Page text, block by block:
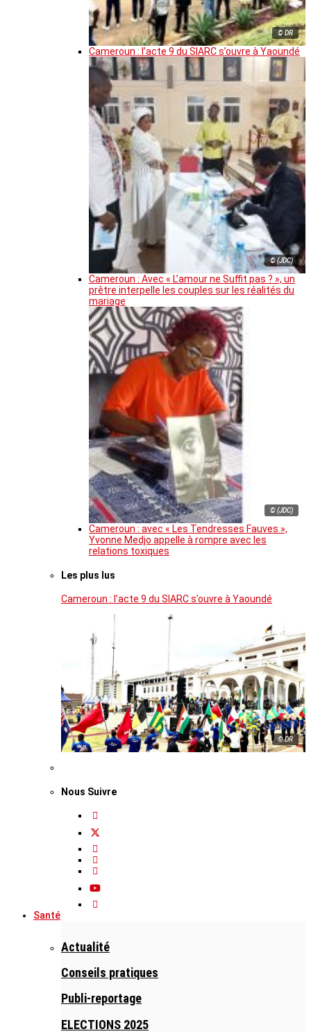
© DR
Cameroun : l’acte 9 du SIARC s’ouvre à Yaoundé
© (JDC)
Cameroun : Avec « L’amour ne Suffit pas ? », un
prêtre interpelle les couples sur les réalités du
mariage
© (JDC)
Cameroun : avec « Les Tendresses Fauves »,
Yvonne Medjo appelle à rompre avec les
relations toxiques
Les plus lus
Cameroun : l’acte 9 du SIARC s’ouvre à Yaoundé
© DR
Nous Suivre
Santé
Actualité
Conseils pratiques
Publi-reportage
ELECTIONS 2025